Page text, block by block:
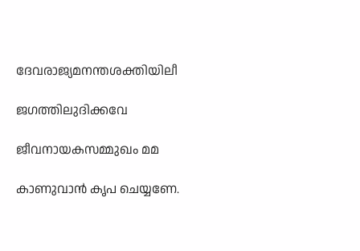
ദേവരാജ്യമനന്തശക്തിയിലീ
ജഗത്തിലുദിക്കവേ
ജീവനായകസമ്മുഖം മമ
കാണുവാൻ കൃപ ചെയ്യണേ.